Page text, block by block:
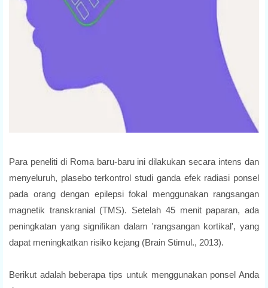
Para peneliti di Roma baru-baru ini dilakukan secara intens dan
menyeluruh, plasebo terkontrol studi ganda efek radiasi ponsel
pada orang dengan epilepsi fokal menggunakan rangsangan
magnetik transkranial (TMS). Setelah 45 menit paparan, ada
peningkatan yang signifikan dalam 'rangsangan kortikal', yang
dapat meningkatkan risiko kejang (Brain Stimul., 2013).
Berikut adalah beberapa tips untuk menggunakan ponsel Anda